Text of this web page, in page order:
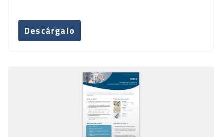
Descárgalo